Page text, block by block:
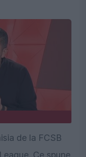
de la FCSB
Ce spune